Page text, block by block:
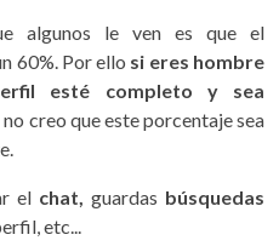
algunos le ven es que el
60%. Por ello si eres hombre
esté completo y sea
no creo que este porcentaje sea
el chat, guardas búsquedas
etc...